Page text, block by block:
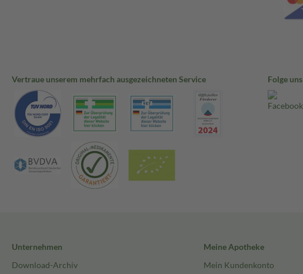
Vertraue unserem mehrfach ausgezeichneten Service Folge uns
Unternehmen
Download-Archiv
Meine Apotheke
Mein Kundenkonto